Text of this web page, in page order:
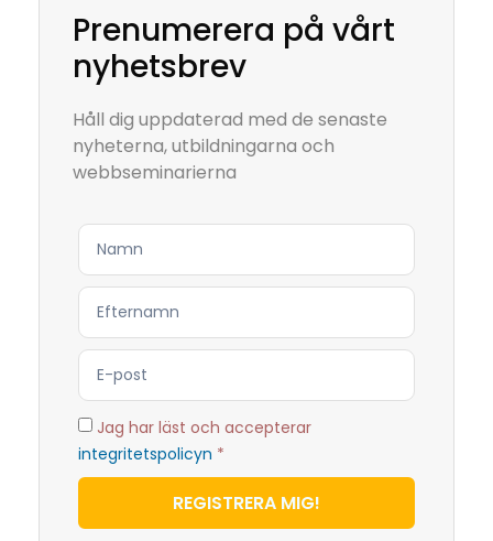
Prenumerera på vårt
nyhetsbrev
Håll dig uppdaterad med de senaste
nyheterna, utbildningarna och
webbseminarierna
Jag har läst och accepterar
integritetspolicyn *
REGISTRERA MIG!